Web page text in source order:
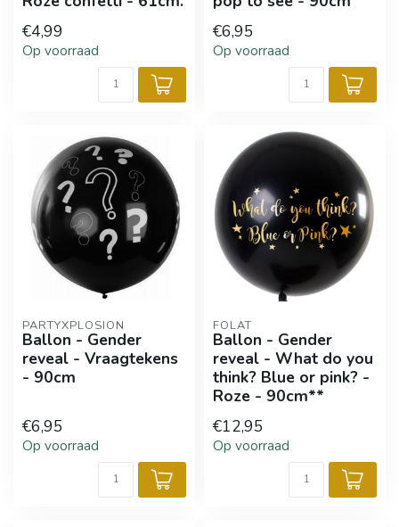
€4,99
Op voorraad
€6,95
Op voorraad
PARTYXPLOSION
Ballon - Gender
reveal - Vraagtekens
- 90cm
€6,95
Op voorraad
FOLAT
Ballon - Gender
reveal - What do you
think? Blue or pink? -
Roze - 90cm**
€12,95
Op voorraad